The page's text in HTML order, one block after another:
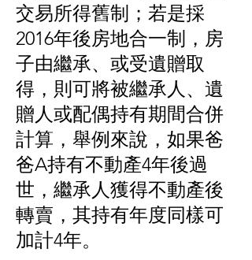
交易所得舊制；若是採
2016年後房地合一制，房
子由繼承、或受遺贈取
得，則可將被繼承人、遺
贈人或配偶持有期間合併
計算，舉例來說，如果爸
爸A持有不動產4年後過
世，繼承人獲得不動產後
轉賣，其持有年度同樣可
加計4年。